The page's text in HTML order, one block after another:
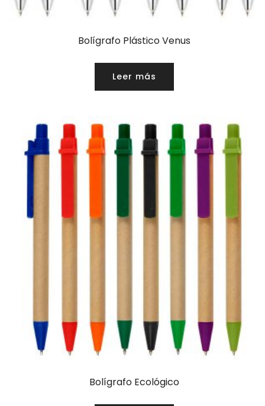
Bolígrafo Plástico Venus
Leer más
Bolígrafo Ecológico